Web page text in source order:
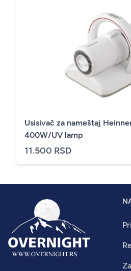
Usisivač za nameštaj
400W/UV lamp
11.500 RSD